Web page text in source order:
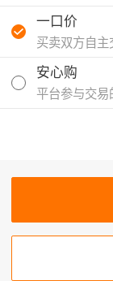
一口价
买卖双方自
安心购
平台参与交